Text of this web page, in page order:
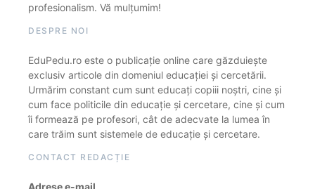
profesionalism. Vă mulțumim!
DESPRE NOI
EduPedu.ro este o publicație online care găzduiește
exclusiv articole din domeniul educației și cercetării.
Urmărim constant cum sunt educați copiii noștri, cine și
cum face politicile din educație și cercetare, cine și cum
îi formează pe profesori, cât de adecvate la lumea în
care trăim sunt sistemele de educație și cercetare.
CONTACT REDACȚIE